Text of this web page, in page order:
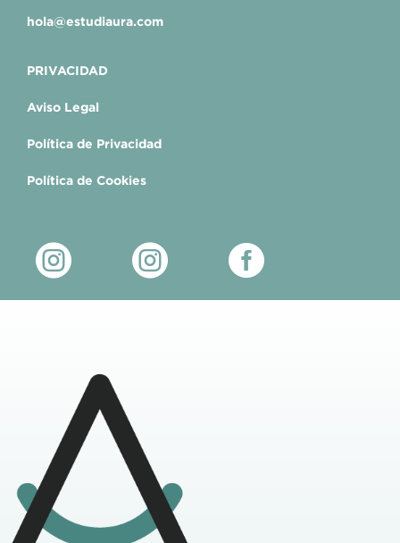
hola@estudiaura.com
PRIVACIDAD
Aviso Legal
Política de Privacidad
Política de Cookies